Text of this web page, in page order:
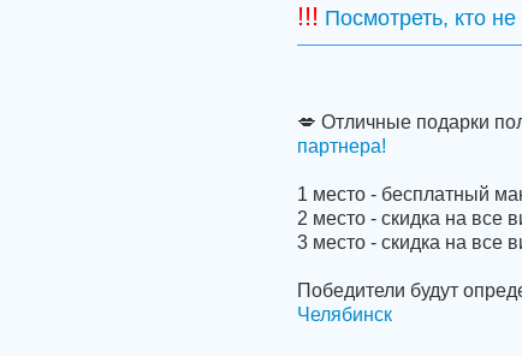
!!! Посмотреть, кто
💋 Отличные подарки
партнера!
1 место - бесплатный
2 место - скидка на все
3 место - скидка на все
Победители будут
Челябинск